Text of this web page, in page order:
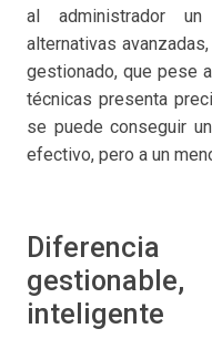
al administrador
alternativas
gestionado, que pese
técnicas presenta
se puede conseguir
efectivo, pero a un
inteligente